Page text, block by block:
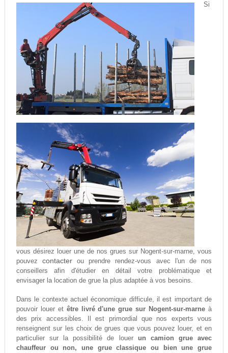
Si
vous désirez louer une de nos grues sur Nogent-sur-marne, vous
pouvezcontacter ou prendre rendez-vous avec l'un de nos
conseillers afin d'étudier en détail votre problématique et
envisager la location de grue la plus adaptée à vos besoins.
Dans le contexte actuel économique difficule, il est important de
pouvoir louer et être livré d'une grue sur Nogent-sur-marne à
des prix accessibles. Il est primordial que nos experts vous
renseignent sur les choix de grues que vous pouvez louer, et en
particulier sur la possibilité de louer un camion grue avec
chauffeur ou non, une grue classique ou bien une grue